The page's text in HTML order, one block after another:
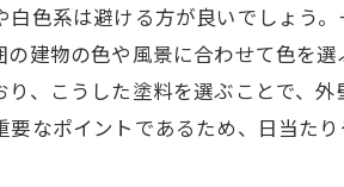
白色系は避ける方が良いでしょう
の建物の色や風景に合わせて色を
り、こうした塗料を選ぶことで、
要なポイントであるため、日当た